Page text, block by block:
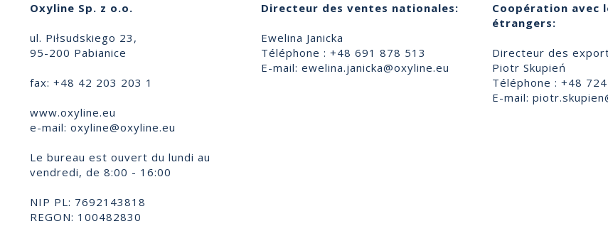
Oxyline Sp. z o.o.
ul. Piłsudskiego 23,
95-200 Pabianice
fax: +48 42 203 203 1
www.oxyline.eu
e-mail: oxyline@oxyline.eu
Le bureau est ouvert du lundi au
vendredi, de 8:00 - 16:00
NIP PL: 7692143818
REGON: 100482830
Directeur des ventes nationales:
Ewelina Janicka
Téléphone : +48 691 878 513
E-mail: ewelina.janicka@oxyline.eu
Coopération avec
étrangers:
Directeur des
Piotr Skupień
Téléphone : +48
E-mail: